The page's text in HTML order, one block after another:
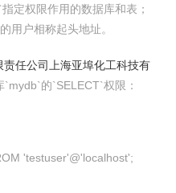
定权限作用的数据库和表；
用户相称起头地址。
任公司
上海亚埠化工科技有
的`SELECT`权限：
'testuser'@'localhost';